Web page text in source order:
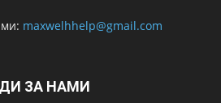
maxwelhhelp@gmail.com
ЗА НАМИ